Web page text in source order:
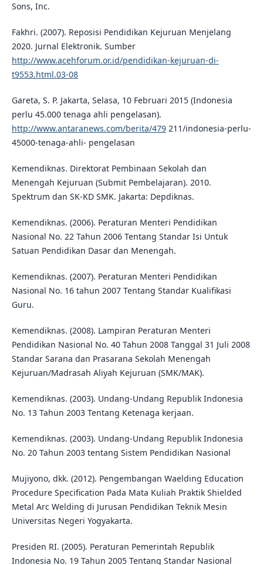
Sons, Inc.
Fakhri. (2007). Reposisi Pendidikan Kejuruan Menjelang
2020. Jurnal Elektronik. Sumber
http://www.acehforum.or.id/pendidikan-kejuruan-di-
t9553.html.03-08
Gareta, S. P. Jakarta, Selasa, 10 Februari 2015 (Indonesia
perlu 45.000 tenaga ahli pengelasan).
http://www.antaranews.com/berita/479211/indonesia-perlu-
45000-tenaga-ahli- pengelasan
Kemendiknas. Direktorat Pembinaan Sekolah dan
Menengah Kejuruan (Submit Pembelajaran). 2010.
Spektrum dan SK-KD SMK. Jakarta: Depdiknas.
Kemendiknas. (2006). Peraturan Menteri Pendidikan
Nasional No. 22 Tahun 2006 Tentang Standar Isi Untuk
Satuan Pendidikan Dasar dan Menengah.
Kemendiknas. (2007). Peraturan Menteri Pendidikan
Nasional No. 16 tahun 2007 Tentang Standar Kualifikasi
Guru.
Kemendiknas. (2008). Lampiran Peraturan Menteri
Pendidikan Nasional No. 40 Tahun 2008 Tanggal 31 Juli 2008
Standar Sarana dan Prasarana Sekolah Menengah
Kejuruan/Madrasah Aliyah Kejuruan (SMK/MAK).
Kemendiknas. (2003). Undang-Undang Republik Indonesia
No. 13 Tahun 2003 Tentang Ketenaga kerjaan.
Kemendiknas. (2003). Undang-Undang Republik Indonesia
No. 20 Tahun 2003 tentang Sistem Pendidikan Nasional
Mujiyono, dkk. (2012). Pengembangan Waelding Education
Procedure Specification Pada Mata Kuliah Praktik Shielded
Metal Arc Welding di Jurusan Pendidikan Teknik Mesin
Universitas Negeri Yogyakarta.
Presiden RI. (2005). Peraturan Pemerintah Republik
Indonesia No. 19 Tahun 2005 Tentang Standar Nasional